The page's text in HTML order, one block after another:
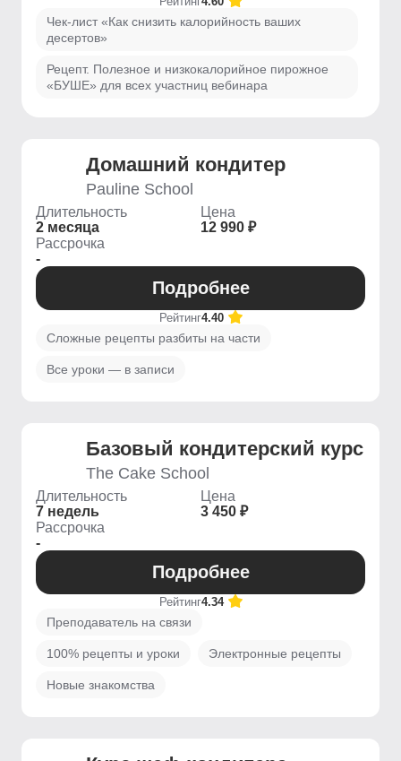
Чек-лист «Как снизить калорийность ваших
десертов»
Рецепт. Полезное и низкокалорийное пирожное
«БУШЕ» для всех участниц вебинара
Домашний кондитер
Pauline School
Длительность
2 месяца
Цена
12 990 ₽
Рассрочка
-
Подробнее
Рейтинг4.40
Сложные рецепты разбиты на части
Все уроки — в записи
Базовый кондитерский курс
The Cake School
Длительность
7 недель
Цена
3 450 ₽
Рассрочка
-
Подробнее
Рейтинг4.34
Преподаватель на связи
100% рецепты и уроки Электронные рецепты
Новые знакомства